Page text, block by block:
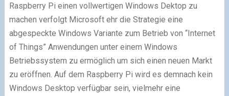
Raspberry Pi einen vollwertigen Windows Dektop zu
machen verfolgt Microsoft ehr die Strategie eine
abgespeckte Windows Variante zum Betrieb von “Internet
of Things” Anwendungen unter einem Windows
Betriebssystem zu ermöglich um sich einen neuen Markt
zu eröffnen. Auf dem Raspberry Pi wird es demnach kein
Windows Desktop verfügbar sein, vielmehr eine